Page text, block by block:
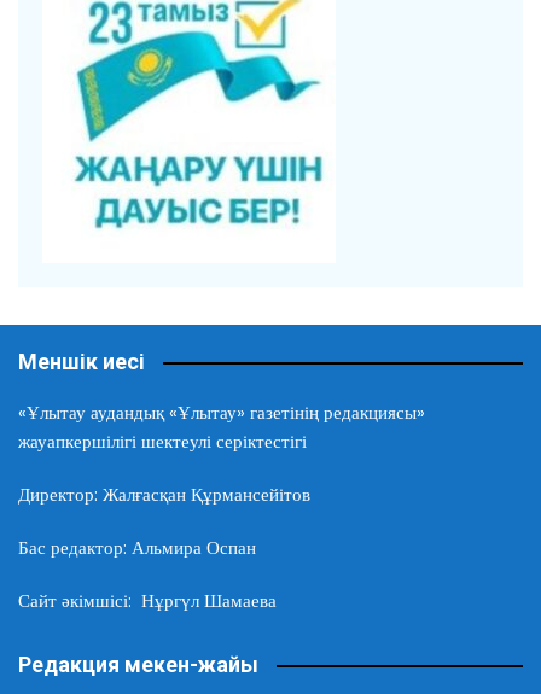
Меншік иесі
«Ұлытау аудандық «Ұлытау» газетінің редакциясы»
жауапкершілігі шектеулі серіктестігі
Директор: Жалғасқан Құрмансейітов
Бас редактор: Альмира Оспан
Сайт әкімшісі: Нұргүл Шамаева
Редакция мекен-жайы